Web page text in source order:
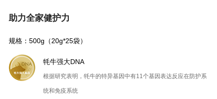
助力全家健护力
规格：500g（20g*25袋）
牦牛强大DNA
根据研究表明，牦牛的特异基因中有11个基因表达反应在防护系
统和免疫系统